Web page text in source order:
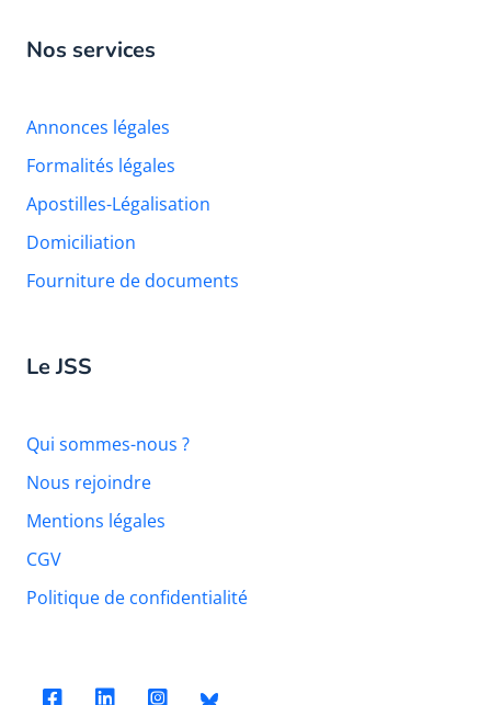
Nos services
Annonces légales
Formalités légales
Apostilles-Légalisation
Domiciliation
Fourniture de documents
Le JSS
Qui sommes-nous ?
Nous rejoindre
Mentions légales
CGV
Politique de confidentialité